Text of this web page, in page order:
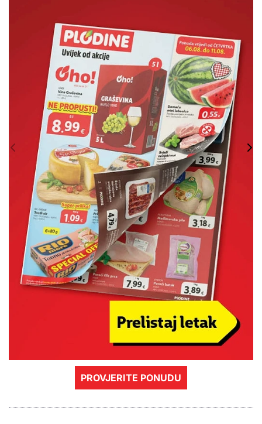
PROVJERITE PONUDU